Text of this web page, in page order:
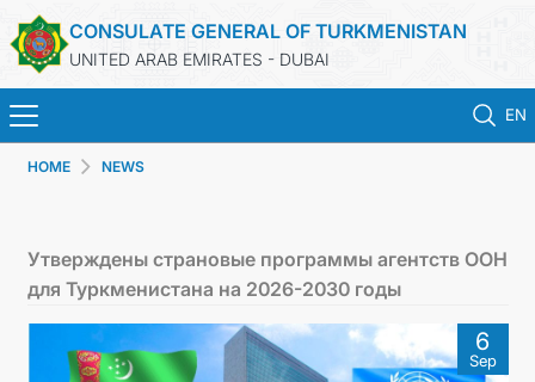
CONSULATE GENERAL OF TURKMENISTAN
UNITED ARAB EMIRATES - DUBAI
EN
CONSULAR SERVICES
HOME NEWS
Утверждены страновые программы агентств ООН
для Туркменистана на 2026-2030 годы
6
Sep